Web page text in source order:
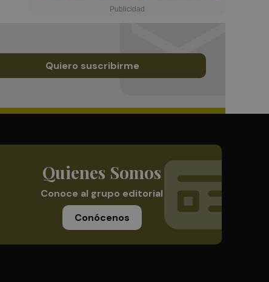
Quiero suscribirme
Quienes Somos
Conoce al grupo editorial
Conócenos